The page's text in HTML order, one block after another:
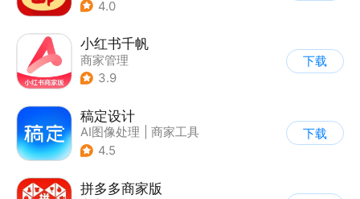
4.0
小红书千帆
商家管理
3.9
下载
稿定设计
AI图像处理
商家工具
4.5
下载
拼多多商家版